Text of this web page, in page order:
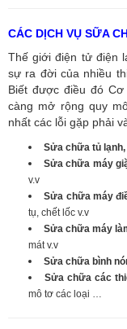
CÁC DỊCH VỤ SỮA
Thế giới điện tử điện
sự ra đời của nhiều
Biết được điều đó
càng mở rộng quy
nhất các lỗi gặp phải
Sửa chữa tủ
Sửa chữa máy
v.v
Sửa chữa máy
tụ, chết lốc v.v
Sửa chữa máy
mát v.v
Sửa chữa bình
Sửa chữa các
mô tơ các loại …